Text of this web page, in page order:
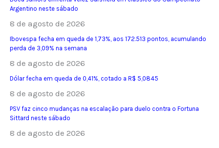
Argentino neste sábado
8 de agosto de 2026
Ibovespa fecha em queda de 1,73%, aos 172.513 pontos, acumulando
perda de 3,09% na semana
8 de agosto de 2026
Dólar fecha em queda de 0,41%, cotado a R$ 5,0845
8 de agosto de 2026
PSV faz cinco mudanças na escalação para duelo contra o Fortuna
Sittard neste sábado
8 de agosto de 2026